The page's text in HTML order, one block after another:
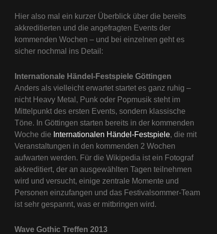
Hier also mal ein kurzer Überblick über die bereits
akkreditierten und die angefragten Events der
kommenden Wochen – und bei einzelnen geht es
sicher nochmal ins Detail:
Internationale Händel-Festspiele Göttingen
Anders als vielleicht erwartet startet es ganz ruhig –
nicht Heavy Metal, Punk oder Popmusik steht im
Mittelpunkt des ersten Events, sondern klassische
Töne. In Göttingen starten bereits in der kommenden
Woche die Internationalen Händel-Festspiele, die mit
Veranstaltungen in den kommenden 2 Wochen
aufwarten werden. Für die Wikipedia ist ein Fotograf
akkreditiert, der an ausgewählten Tagen teilnehmen
wird und versucht, einige zentrale Momente und
Personen einzufangen und das Festivalsommer-Team
ist sehr gespannt, was er mitbringen wird.
Wave Gothic Treffen 2013